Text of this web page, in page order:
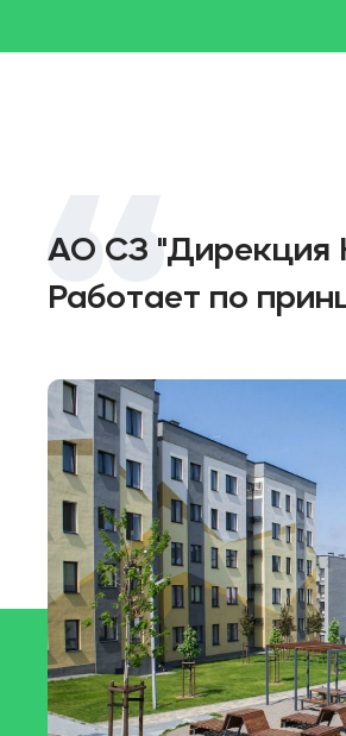
АО СЗ "Дирекция
Работает по